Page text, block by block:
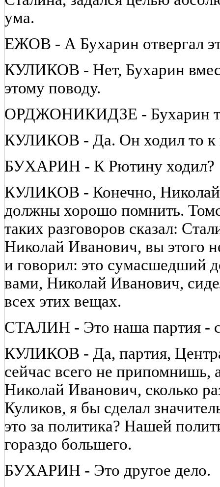
ума.
ЕЖОВ - А Бухарин отвергал
КУЛИКОВ - Нет, Бухарин
этому поводу.
ОРДЖОНИКИДЗЕ - Бухарин
КУЛИКОВ - Да. Он ходил то к
БУХАРИН - К Рютину ходил?
КУЛИКОВ - Конечно, Николай
должны хорошо помнить.
таких разговоров сказал:
Николай Иванович, вы этого
и говорил: это сумасшедший
вами, Николай Иванович,
всех этих вещах.
СТАЛИН - Это наша партия -
КУЛИКОВ - Да, партия,
сейчас всего не припомнишь,
Николай Иванович, сколько
Куликов, я бы сделал
это за политика? Нашей
гораздо большего.
БУХАРИН - Это другое дело.